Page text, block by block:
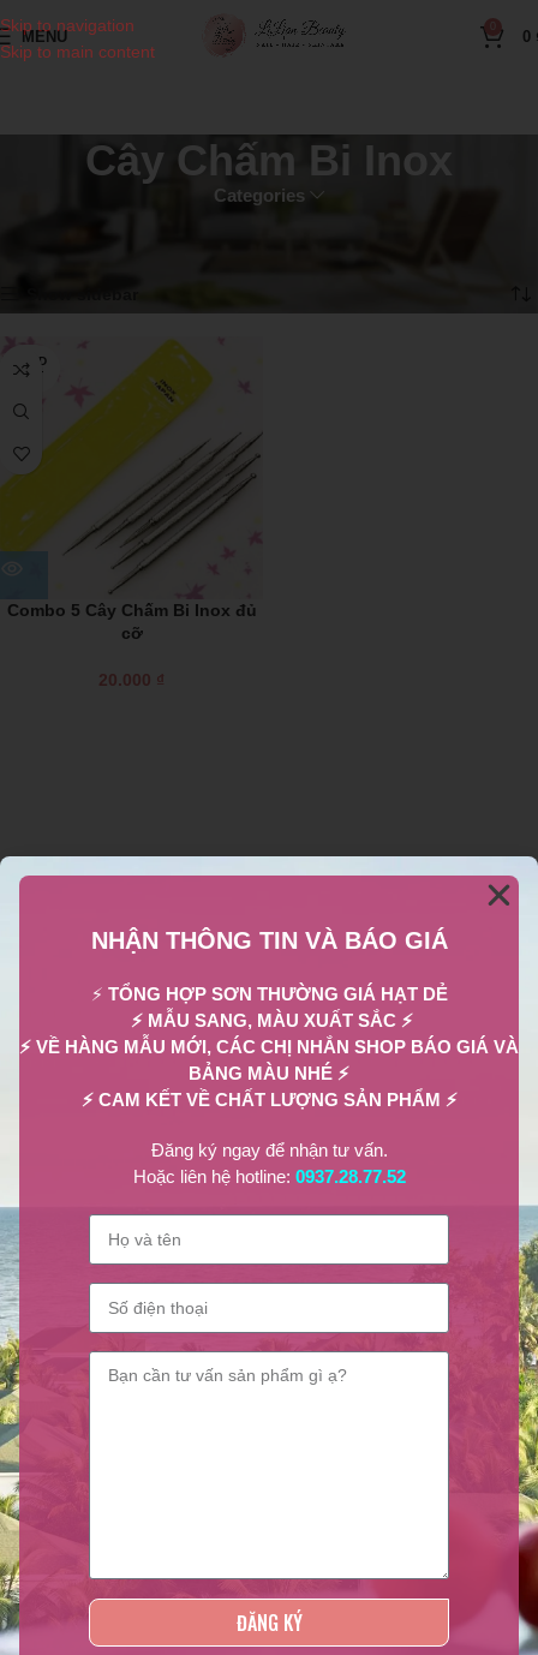
Skip to navigation
Skip to main content
MENU 0
Cây Chấm Bi Inox
Categories
SOLD
OUT
Combo 5 Cây Chấm Bi Inox đủ
cỡ
20.000 ₫
NPP Lilian Beauty
Lilian Beauty
như:
Sơn móng tay, Sơn dưỡng móng, Sơn Gel lạnh, Phụ liệu
ngành Nail, Sản phẩm kềm Nghĩa chính hãng, Phụ liệu ngành
NHẬN THÔNG TIN VÀ BÁO GIÁ
⚡ TỔNG HỢP SƠN THƯỜNG GIÁ HẠT DẺ
⚡ MẪU SANG, MÀU XUẤT SẮC ⚡
⚡ VỀ HÀNG MẪU MỚI, CÁC CHỊ NHẮN SHOP BÁO GIÁ VÀ
BẢNG MÀU NHÉ ⚡
⚡ CAM KẾT VỀ CHẤT LƯỢNG SẢN PHẨM ⚡
Đăng ký ngay để nhận tư vấn.
Hoặc liên hệ hotline: 0937.28.77.52
ĐĂNG KÝ